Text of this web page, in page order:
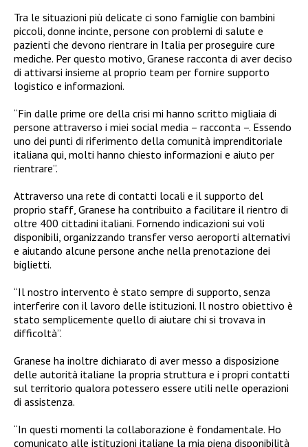
Tra le situazioni più delicate ci sono famiglie con bambini
piccoli, donne incinte, persone con problemi di salute e
pazienti che devono rientrare in Italia per proseguire cure
mediche. Per questo motivo, Granese racconta di aver deciso
di attivarsi insieme al proprio team per fornire supporto
logistico e informazioni.
“Fin dalle prime ore della crisi mi hanno scritto migliaia di
persone attraverso i miei social media – racconta –. Essendo
uno dei punti di riferimento della comunità imprenditoriale
italiana qui, molti hanno chiesto informazioni e aiuto per
rientrare”.
Attraverso una rete di contatti locali e il supporto del
proprio staff, Granese ha contribuito a facilitare il rientro di
oltre 400 cittadini italiani. Fornendo indicazioni sui voli
disponibili, organizzando transfer verso aeroporti alternativi
e aiutando alcune persone anche nella prenotazione dei
biglietti.
“Il nostro intervento è stato sempre di supporto, senza
interferire con il lavoro delle istituzioni. Il nostro obiettivo è
stato semplicemente quello di aiutare chi si trovava in
difficoltà”.
Granese ha inoltre dichiarato di aver messo a disposizione
delle autorità italiane la propria struttura e i propri contatti
sul territorio qualora potessero essere utili nelle operazioni
di assistenza.
“In questi momenti la collaborazione è fondamentale. Ho
comunicato alle istituzioni italiane la mia piena disponibilità